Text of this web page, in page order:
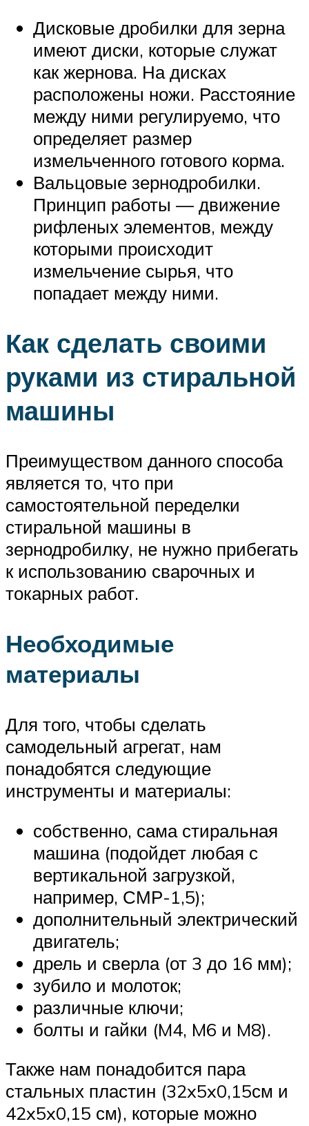
Дисковые дробилки для зерна
имеют диски, которые служат
как жернова. На дисках
расположены ножи. Расстояние
между ними регулируемо, что
определяет размер
измельченного готового корма.
Вальцовые зернодробилки.
Принцип работы — движение
рифленых элементов, между
которыми происходит
измельчение сырья, что
попадает между ними.
Как сделать своими
руками из стиральной
машины
Преимуществом данного способа
является то, что при
самостоятельной переделки
стиральной машины в
зернодробилку, не нужно прибегать
к использованию сварочных и
токарных работ.
Необходимые
материалы
Для того, чтобы сделать
самодельный агрегат, нам
понадобятся следующие
инструменты и материалы:
собственно, сама стиральная
машина (подойдет любая с
вертикальной загрузкой,
например, СМР-1,5);
дополнительный электрический
двигатель;
дрель и сверла (от 3 до 16 мм);
зубило и молоток;
различные ключи;
болты и гайки (M4, M6 и M8).
Также нам понадобится пара
стальных пластин (32x5x0,15см и
42x5x0,15 см), которые можно